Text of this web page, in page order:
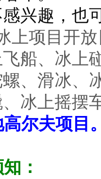
兴趣，也
上项目开
船、冰上
、滑冰、
冰上摇摆
高尔夫项目
：